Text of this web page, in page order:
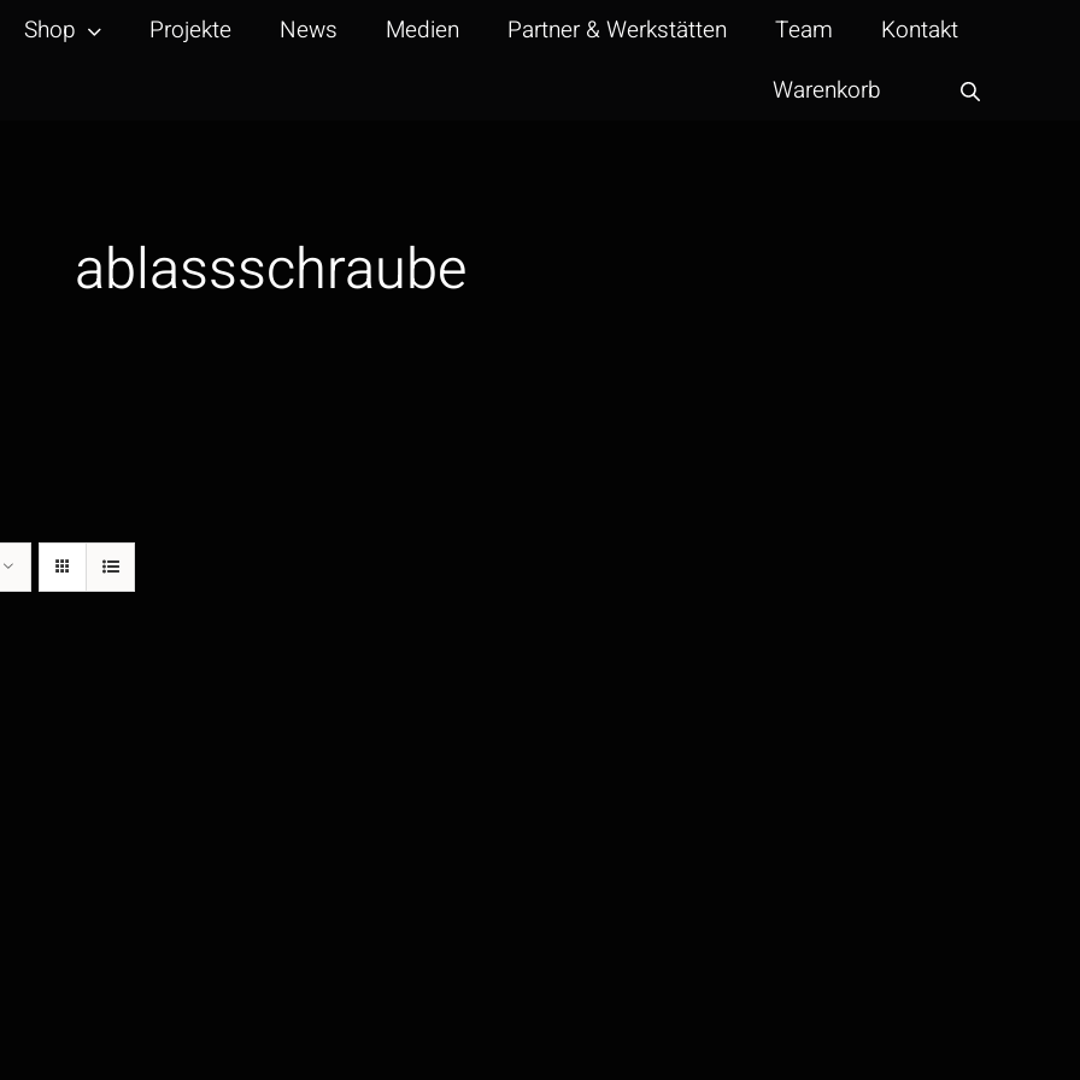
Shop Projekte News Medien Partner & Werkstätten Team
Kontakt
Warenkorb
ablassschraube